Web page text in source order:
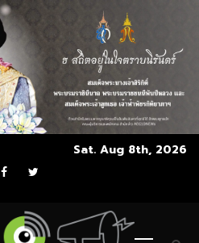
Sat. Aug 8th, 2026
Facebook
Twitter